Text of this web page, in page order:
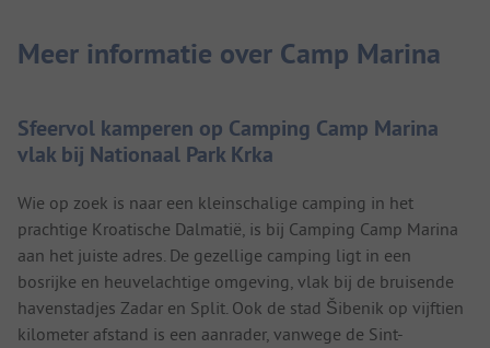
Meer informatie over Camp Marina
Sfeervol kamperen op Camping Camp Marina
vlak bij Nationaal Park Krka
Wie op zoek is naar een kleinschalige camping in het
prachtige Kroatische Dalmatië, is bij Camping Camp Marina
aan het juiste adres. De gezellige camping ligt in een
bosrijke en heuvelachtige omgeving, vlak bij de bruisende
havenstadjes Zadar en Split. Ook de stad Šibenik op vijftien
kilometer afstand is een aanrader, vanwege de Sint-